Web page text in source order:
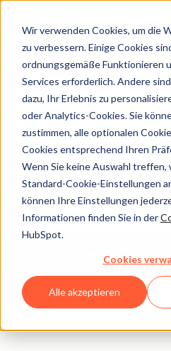
Wir verwenden Cookies, um die
zu verbessern. Einige Cookies
ordnungsgemäße Funktionieren
Services erforderlich. Andere
dazu, Ihr Erlebnis zu
oder Analytics-Cookies. Sie
zustimmen, alle optionalen
Cookies entsprechend Ihren
Wenn Sie keine Auswahl treffen,
Standard-Cookie-Einstellungen
können Ihre Einstellungen
Informationen finden Sie in der
HubSpot.
Cookies
Alle akzeptieren
Verdienen Sie 30 %
Kundin und jeden
vermitteln. Steigen
Werden Sie
Sind Sie bereits ein Affiliate-